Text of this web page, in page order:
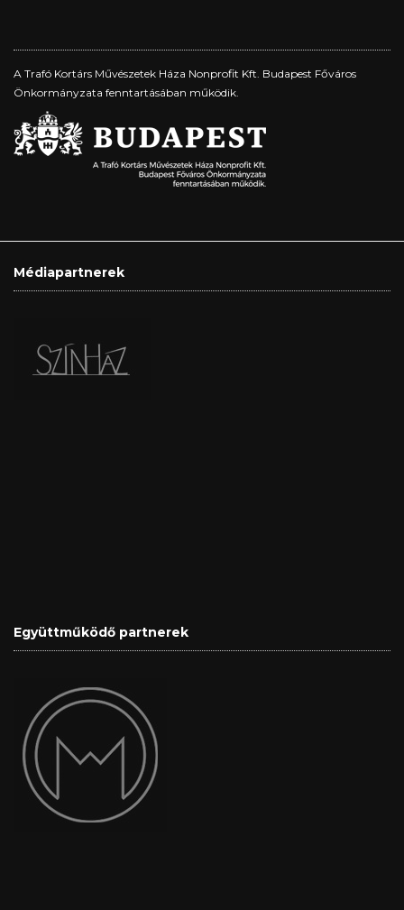
A Trafó Kortárs Művészetek Háza Nonprofit Kft. Budapest Főváros
Önkormányzata fenntartásában működik.
Médiapartnerek
Együttműködő partnerek